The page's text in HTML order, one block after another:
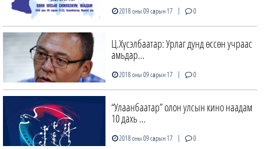
2018 оны 09 сарын 17 | 0
Ц.Хүсэлбаатар: Урлаг дунд өссөн учраас
амьдар…
2018 оны 09 сарын 17 | 0
“Улаанбаатар” олон улсын кино наадам
10 дахь …
2018 оны 09 сарын 17 | 0